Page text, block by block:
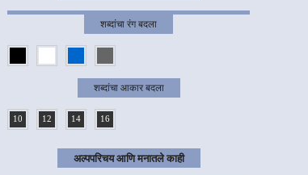
शब्दांचा रंग बदला
शब्दांचा आकार बदला
10 12 14 16
अल्पपरिचय आणि मनातले काही